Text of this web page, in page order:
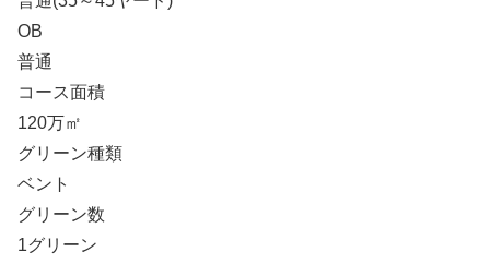
OB
普通
コース面積
120万㎡
グリーン種類
ベント
グリーン数
1グリーン